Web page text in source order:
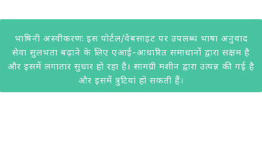
भाषिनी अस्वीकरणः इस पोर्टल/वेबसाइट पर उपलब्ध भाषा अनुवाद
सेवा सुलभता बढ़ाने के लिए एआई-आधारित समाधानों द्वारा सक्षम है
और इसमें लगातार सुधार हो रहा है। सामग्री मशीन द्वारा उत्पन्न की गई है
और इसमें त्रुटियां हो सकती हैं।